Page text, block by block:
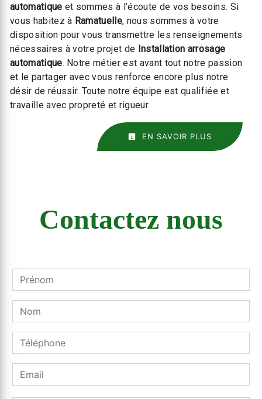
automatique et sommes à l’écoute de vos besoins. Si
vous habitez à Ramatuelle, nous sommes à votre
disposition pour vous transmettre les renseignements
nécessaires à votre projet de Installation arrosage
automatique. Notre métier est avant tout notre passion
et le partager avec vous renforce encore plus notre
désir de réussir. Toute notre équipe est qualifiée et
travaille avec propreté et rigueur.
EN SAVOIR PLUS
Contactez nous